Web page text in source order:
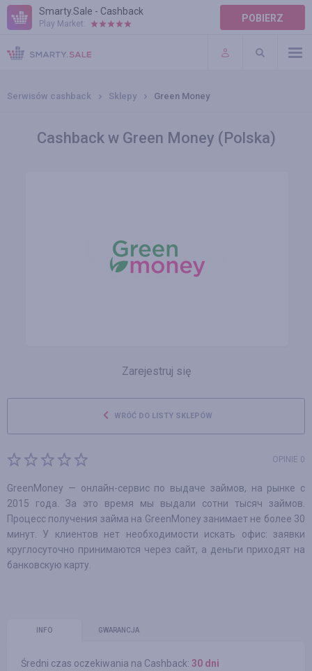
Smarty.Sale - Cashback
Play Market: POBIERZ
POMOC
WARUNKI
Serwisów cashback Sklepy Green Money
Cashback w Green Money (Polska)
Zarejestruj się
WRÓĆ DO LISTY SKLEPÓW
OPINIE 0
GreenMoney — онлайн-сервис по выдаче займов, на рынке с
2015 года. За это время мы выдали сотни тысяч займов.
Процесс получения займа на GreenMoney занимает не более 30
минут. У клиентов нет необходимости искать офис: заявки
круглосуточно принимаются через сайт, а деньги приходят на
банковскую карту.
INFO GWARANCJA
Średni czas oczekiwania na Cashback: 30 dni